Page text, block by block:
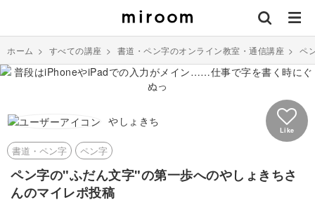
ホーム > すべての講座 > 書道・ペン字のオンライン教室・通信講座 > ペ
やしょきち
Like
書道・ペン字 ペン字
ペン字の"ふだん文字"の第一歩へのやしょきちさ
んのマイレポ投稿